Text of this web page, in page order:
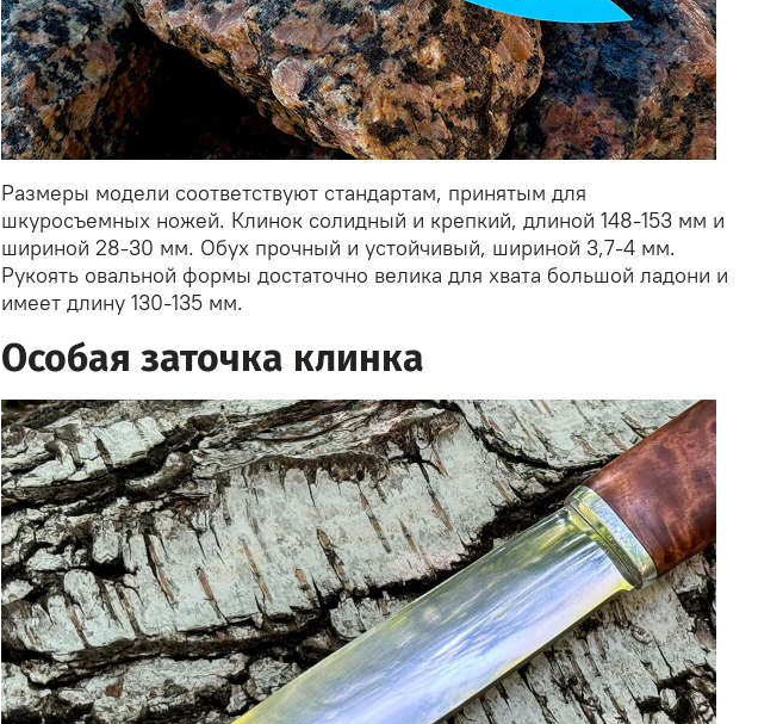
Размеры модели соответствуют стандартам, принятым для
шкуросъемных ножей. Клинок солидный и крепкий, длиной 148-153 мм и
шириной 28-30 мм. Обух прочный и устойчивый, шириной 3,7-4 мм.
Рукоять овальной формы достаточно велика для хвата большой ладони и
имеет длину 130-135 мм.
Особая заточка клинка